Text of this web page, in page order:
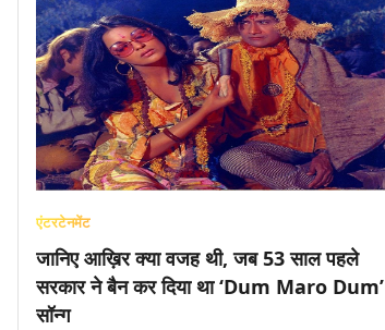
एंटरटेनमेंट
जानिए आख़िर क्या वजह थी, जब 53 साल पहले
सरकार ने बैन कर दिया था ‘Dum Maro Dum’
सॉन्ग